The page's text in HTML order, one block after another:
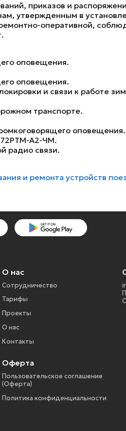
приказов и
утвержденным в
оперативной,
оповещения.
оповещения.
и связи к работе
транспорте.
оповещения.
72РТМ-А2-ЧМ.
радио связи.
и ремонта устройств
О нас
Сотрудничество
Тарифы
Проекты
О нас
Контакты
Оферта
Пользовательское соглашение
(Оферта)
Политика конфиденциальности